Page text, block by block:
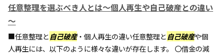
任意整理を選ぶべき人とは～個人再生や自己破産との違い
～
■任意整理と自己破産・個人再生の違い任意整理と自己破産や個
人再生には、以下のように様々な違いが存在します。 〇借金の減